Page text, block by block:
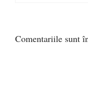
Comentariile sunt